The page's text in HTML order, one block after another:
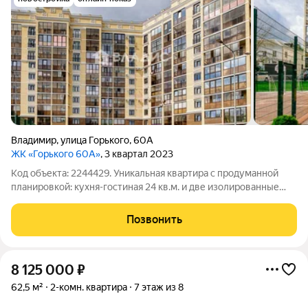
Владимир,улица Горького,60А
ЖК «Горького 60А», 3 квартал 2023
Код объекта: 2244429. Уникальная квapтирa с продуманной
планировкой: кухня-гостиная 24 кв.м. и две изолированные
высокие потолки, панорамные окна. Благодаря высокому
этажу, из окон открывается
Позвонить
8 125 000 ₽
62,5 м² 2-комн. квартира 7 этаж из 8